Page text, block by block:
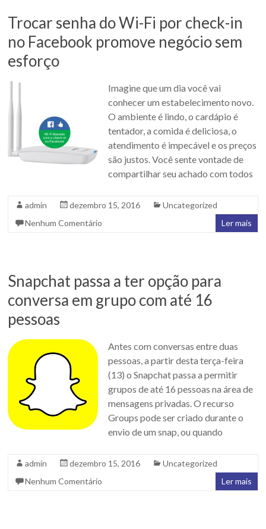
Trocar senha do Wi-Fi por check-in
no Facebook promove negócio sem
esforço
Imagine que um dia você vai
conhecer um estabelecimento novo.
O ambiente é lindo, o cardápio é
tentador, a comida é deliciosa, o
atendimento é impecável e os preços
são justos. Você sente vontade de
compartilhar seu achado com todos
admin dezembro 15, 2016
Uncategorized
Nenhum Comentário
Ler mais
Snapchat passa a ter opção para
conversa em grupo com até 16
pessoas
Antes com conversas entre duas
pessoas, a partir desta terça-feira
(13) o Snapchat passa a permitir
grupos de até 16 pessoas na área de
mensagens privadas. O recurso
Groups pode ser criado durante o
envio de um snap, ou quando
admin dezembro 15, 2016
Uncategorized
Nenhum Comentário
Ler mais